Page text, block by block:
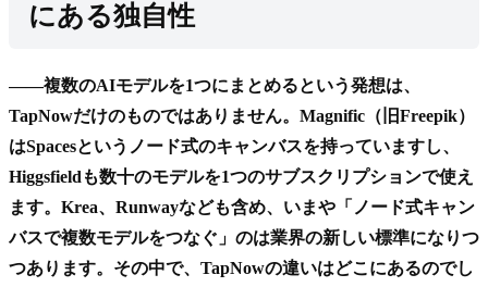
にある独自性
——複数のAIモデルを1つにまとめるという発想は、
TapNowだけのものではありません。Magnific（旧Freepik）
はSpacesというノード式のキャンバスを持っていますし、
Higgsfieldも数十のモデルを1つのサブスクリプションで使え
ます。Krea、Runwayなども含め、いまや「ノード式キャン
バスで複数モデルをつなぐ」のは業界の新しい標準になりつ
つあります。その中で、TapNowの違いはどこにあるのでし